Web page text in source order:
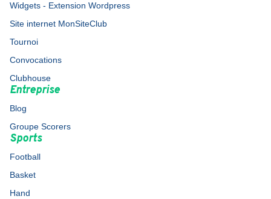
Widgets - Extension Wordpress
Site internet MonSiteClub
Tournoi
Convocations
Clubhouse
Entreprise
Blog
Groupe Scorers
Sports
Football
Basket
Hand